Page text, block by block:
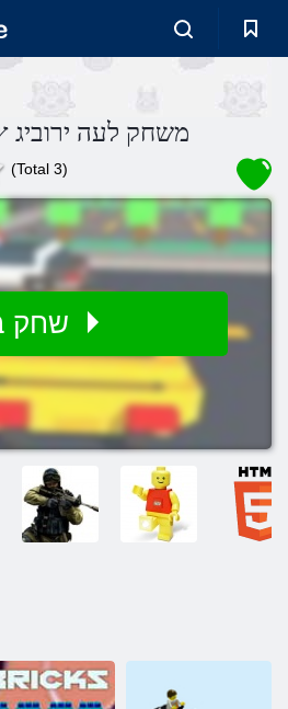
משחק לעה ירוביג
(Total 3)